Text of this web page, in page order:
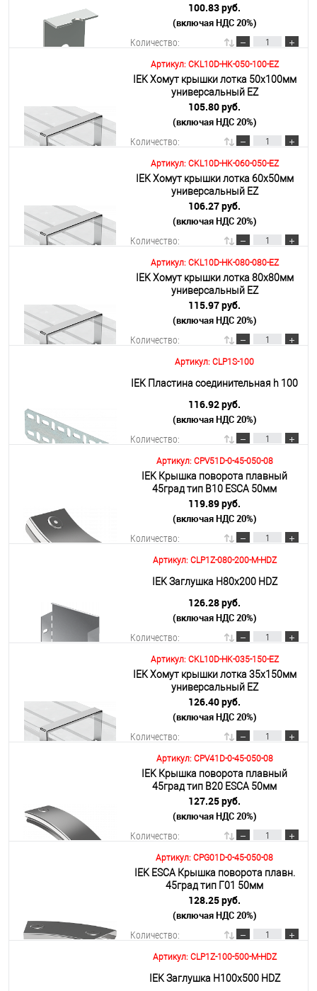
Подробнее
100.83 руб.
(включая НДС 20%)
Количество:
В корзину
Подробнее
Артикул: CKL10D-HK-050-100-EZ
IEK Хомут крышки лотка 50х100мм
универсальный EZ
105.80 руб.
(включая НДС 20%)
Количество:
В корзину
Подробнее
Артикул: CKL10D-HK-060-050-EZ
IEK Хомут крышки лотка 60х50мм
универсальный EZ
106.27 руб.
(включая НДС 20%)
Количество:
В корзину
Подробнее
Артикул: CKL10D-HK-080-080-EZ
IEK Хомут крышки лотка 80х80мм
универсальный EZ
115.97 руб.
(включая НДС 20%)
Количество:
В корзину
Подробнее
Артикул: CLP1S-100
IEK Пластина соединительная h 100
116.92 руб.
(включая НДС 20%)
Количество:
В корзину
Подробнее
Артикул: CPV51D-0-45-050-08
IEK Крышка поворота плавный
45град тип В10 ESCA 50мм
119.89 руб.
(включая НДС 20%)
Количество:
В корзину
Подробнее
Артикул: CLP1Z-080-200-M-HDZ
IEK Заглушка Н80х200 HDZ
126.28 руб.
(включая НДС 20%)
Количество:
В корзину
Подробнее
Артикул: CKL10D-HK-035-150-EZ
IEK Хомут крышки лотка 35х150мм
универсальный EZ
126.40 руб.
(включая НДС 20%)
Количество:
В корзину
Подробнее
Артикул: CPV41D-0-45-050-08
IEK Крышка поворота плавный
45град тип В20 ESCA 50мм
127.25 руб.
(включая НДС 20%)
Количество:
В корзину
Подробнее
Артикул: CPG01D-0-45-050-08
IEK ESCA Крышка поворота плавн.
45град тип Г01 50мм
128.25 руб.
(включая НДС 20%)
Количество:
В корзину
Артикул: CLP1Z-100-500-M-HDZ
IEK Заглушка Н100х500 HDZ